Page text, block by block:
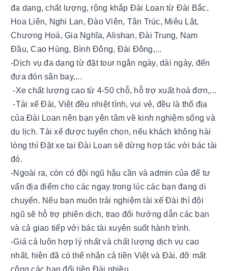
đa dạng, chất lượng, rộng khắp Đài Loan từ Đài Bắc,
Hoa Liên, Nghi Lan, Đào Viên, Tân Trúc, Miêu Lật,
Chương Hoá, Gia Nghĩa, Alishan, Đài Trung, Nam
Đầu, Cao Hùng, Bình Đông, Đài Đông,...
-Dịch vụ đa dạng từ đặt tour ngắn ngày, dài ngày, đến
đưa đón sân bay,...
-Xe chất lượng cao từ 4-50 chỗ, hỗ trợ xuất hoá đơn,...
-Tài xế Đài, Việt đều nhiệt tình, vui vẻ, đều là thổ địa
của Đài Loan nên bạn yên tâm về kinh nghiệm sống và
du lịch. Tài xế được tuyển chọn, nếu khách không hài
lòng thì Đặt xe tại Đài Loan sẽ dừng hợp tác với bác tài
đó.
-Ngoài ra, còn có đội ngũ hậu cần và admin của để tư
vấn địa điểm cho các ngay trong lúc các bạn đang di
chuyển. Nếu bạn muốn trải nghiệm tài xế Đài thì đội
ngũ sẽ hỗ trợ phiên dịch, trao đổi hướng dẫn các bạn
và cả giao tiếp với bác tài xuyên suốt hành trình.
-Giá cả luôn hợp lý nhất và chất lượng dịch vụ cao
nhất, hiện đã có thể nhận cả tiền Việt và Đài, đỡ mất